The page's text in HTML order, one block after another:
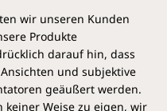
meine Heimatstadt
neuer Homöopath -
die Homöopathie helfen
ausreichend, dies
wir unseren Kunden
Produkte
darauf hin, dass
und subjektive
geäußert werden.
keiner Weise zu eigen, wir